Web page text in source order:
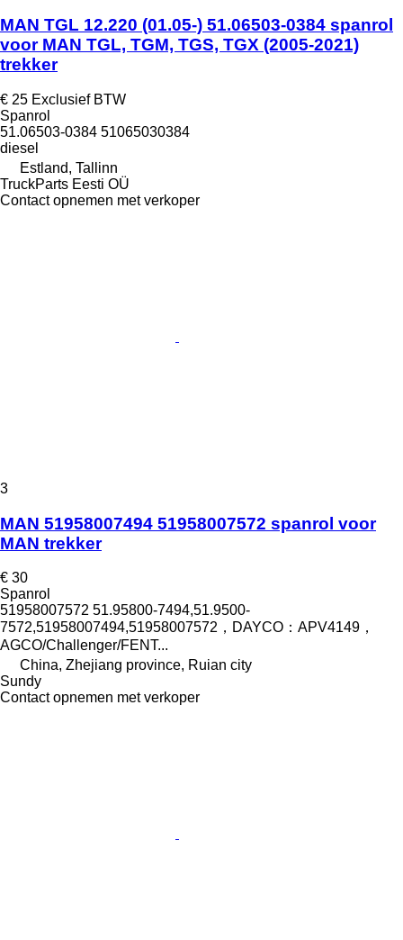
MAN TGL 12.220 (01.05-) 51.06503-0384 spanrol
voor MAN TGL, TGM, TGS, TGX (2005-2021)
trekker
€ 25 Exclusief BTW
Spanrol
51.06503-0384 51065030384
diesel
Estland, Tallinn
TruckParts Eesti OÜ
Contact opnemen met verkoper
3
MAN 51958007494 51958007572 spanrol voor
MAN trekker
€ 30
Spanrol
51958007572 51.95800-7494,51.9500-
7572,51958007494,51958007572，DAYCO：APV4149，
AGCO/Challenger/FENT...
China, Zhejiang province, Ruian city
Sundy
Contact opnemen met verkoper